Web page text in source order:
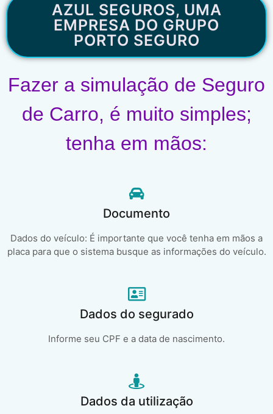
AZUL SEGUROS, UMA
EMPRESA DO GRUPO
PORTO SEGURO
Fazer a simulação de Seguro
de Carro, é muito simples;
tenha em mãos:
Documento
Dados do veículo: É importante que você tenha em mãos a
placa para que o sistema busque as informações do veículo.
Dados do segurado
Informe seu CPF e a data de nascimento.
Dados da utilização